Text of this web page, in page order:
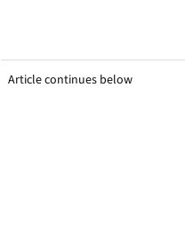
Article continues below